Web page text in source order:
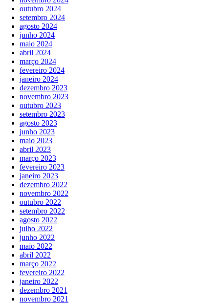
outubro 2024
setembro 2024
agosto 2024
junho 2024
maio 2024
abril 2024
março 2024
fevereiro 2024
janeiro 2024
dezembro 2023
novembro 2023
outubro 2023
setembro 2023
agosto 2023
junho 2023
maio 2023
abril 2023
março 2023
fevereiro 2023
janeiro 2023
dezembro 2022
novembro 2022
outubro 2022
setembro 2022
agosto 2022
julho 2022
junho 2022
maio 2022
abril 2022
março 2022
fevereiro 2022
janeiro 2022
dezembro 2021
novembro 2021